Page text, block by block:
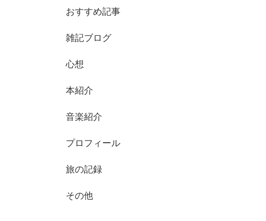
おすすめ記事
雑記ブログ
心想
本紹介
音楽紹介
プロフィール
旅の記録
その他